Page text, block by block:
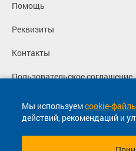
Мы используемcookie-
действий, рекомендаций и
Помощь
Реквизиты
Контакты
Пользовательское соглашение
Политика конфиденциальности
Согласие на маркетинговые